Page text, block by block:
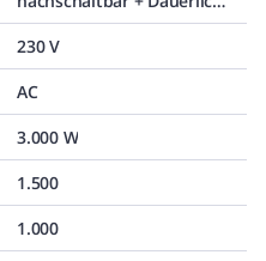
230 V
AC
3.000 W
1.500
1.000